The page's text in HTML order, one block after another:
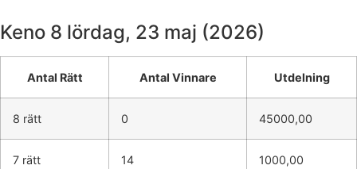
Keno 8 lördag, 23 maj (2026)
Antal Rätt Antal Vinnare Utdelning
8 rätt 0 45000,00
7 rätt 14 1000,00